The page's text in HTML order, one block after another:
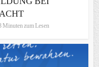
Minuten zum Lesen